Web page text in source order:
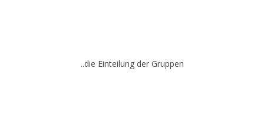
..die Einteilung der Gruppen